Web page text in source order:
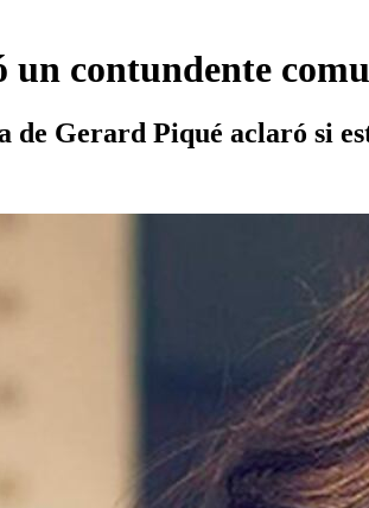
contundente
Gerard Piqué aclaró si